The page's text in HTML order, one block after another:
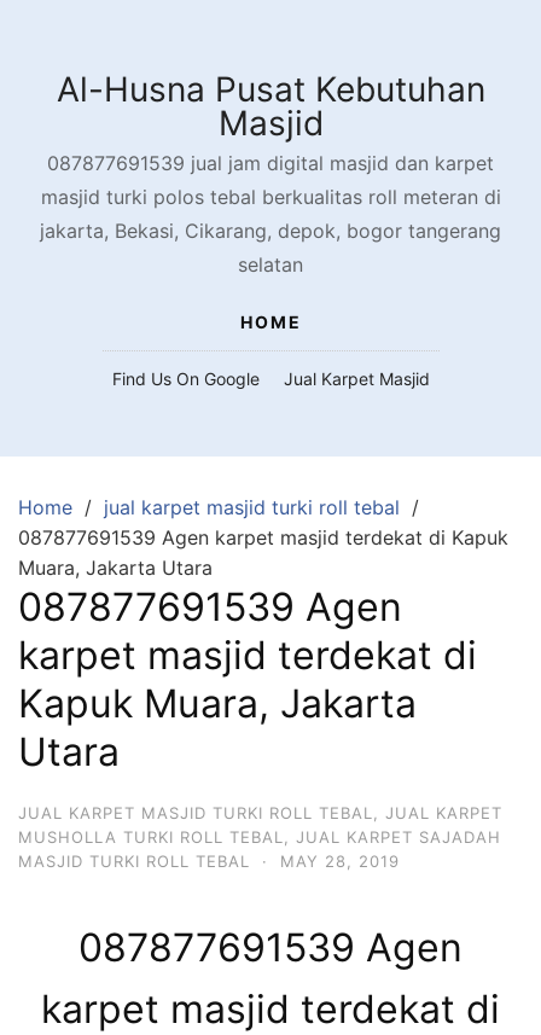
contentAl-Husna Pusat Kebutuhan
Masjid
087877691539 jual jam digital masjid dan karpet
masjid turki polos tebal berkualitas roll meteran di
jakarta, Bekasi, Cikarang, depok, bogor tangerang
selatan
HOME
Find Us On Google Jual Karpet Masjid
Home
jual karpet masjid turki roll tebal
087877691539 Agen karpet masjid terdekat di Kapuk
Muara, Jakarta Utara
087877691539 Agen
karpet masjid terdekat di
Kapuk Muara, Jakarta
Utara
JUAL KARPET MASJID TURKI ROLL TEBAL
JUAL KARPET
MUSHOLLA TURKI ROLL TEBAL
JUAL KARPET SAJADAH
MASJID TURKI ROLL TEBAL
· MAY 28, 2019
087877691539 Agen
karpet masjid terdekat di